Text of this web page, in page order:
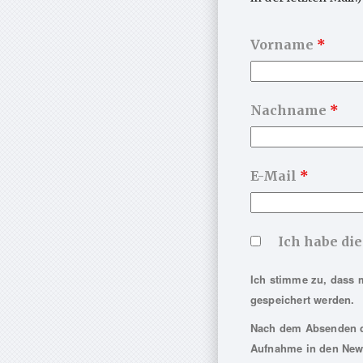
Vorname *
Nachname *
E-Mail *
Ich habe
Ich stimme zu, dass
gespeichert werden.
Nach dem
Aufnahme in den